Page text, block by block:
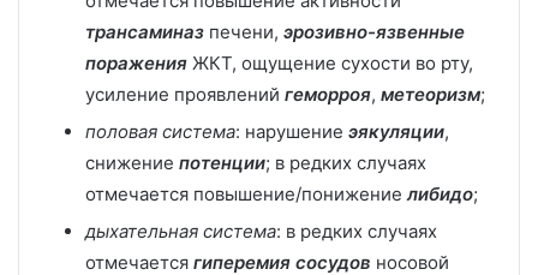
трансаминаз печени, эрозивно-язвенные
поражения ЖКТ, ощущение сухости во рту,
усиление проявлений геморроя, метеоризм;
половая система: нарушение эякуляции,
снижение потенции; в редких случаях
отмечается повышение/понижение либидо;
дыхательная система: в редких случаях
отмечается гиперемия сосудов носовой